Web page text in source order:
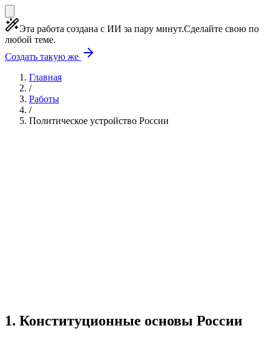
Эта работа создана с ИИ за пару минут.Сделайте свою по
любой теме.
Создать такую же
Главная
/
Работы
/
Политическое устройство России
1. Конституционные основы России